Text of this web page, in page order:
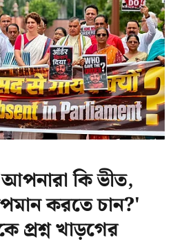
কি ভীত,
করতে চান?'
প্রশ্ন খাড়গের